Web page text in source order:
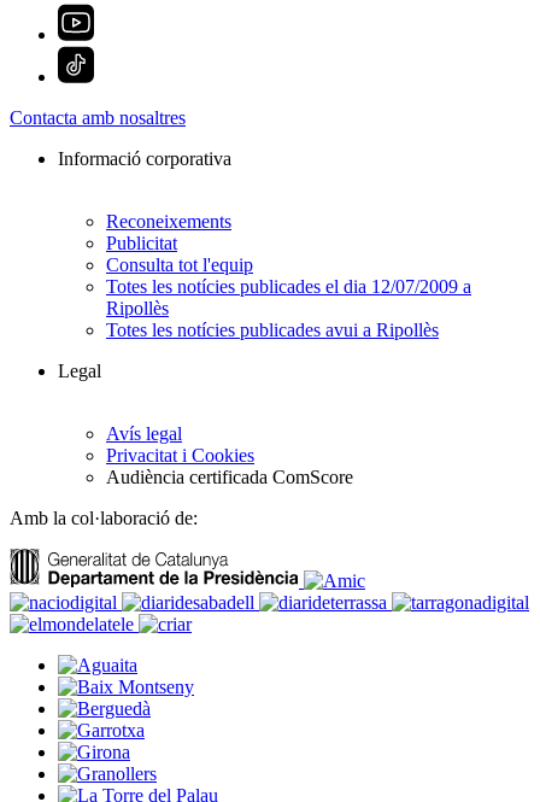
Contacta amb nosaltres
Informació corporativa
Reconeixements
Publicitat
Consulta tot l'equip
Totes les notícies publicades el dia 12/07/2009 a
Ripollès
Totes les notícies publicades avui a Ripollès
Legal
Avís legal
Privacitat i Cookies
Audiència certificada ComScore
Amb la col·laboració de: